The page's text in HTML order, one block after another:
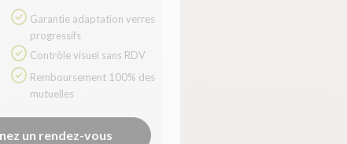
progressifs
Contrôle visuel sans RDV
mutuelles
un rendez-vous